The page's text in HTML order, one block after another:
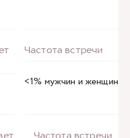
<1% мужчин и женщин